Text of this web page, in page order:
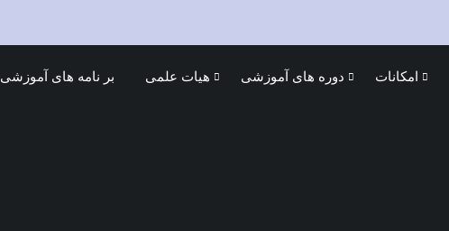
امکانات دوره های آموزشی هیات علمی بر نامه های آموزشی